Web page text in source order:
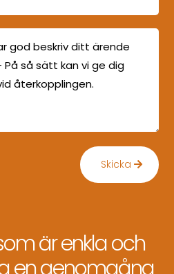
Skicka
är enkla och